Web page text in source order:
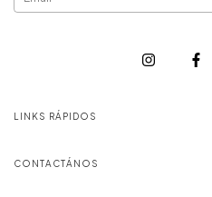
LINKS RÁPIDOS
CONTACTÁNOS